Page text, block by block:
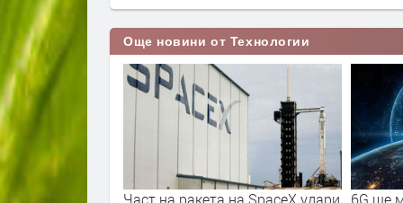
Още новини от Технологии
как да
Част на ракета на SpaceX удари
6G ще